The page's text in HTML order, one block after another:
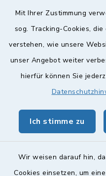
Mit Ihrer Zustimmung
sog. Tracking-Cookies,
verstehen, wie unsere
unser Angebot weiter
hierfür können Sie
Ich stimme zu
Wir weisen darauf hin,
Cookies einsetzen, um
Quicklinks
Landkreis Lichtenfels
geoPortal Lichtenfels